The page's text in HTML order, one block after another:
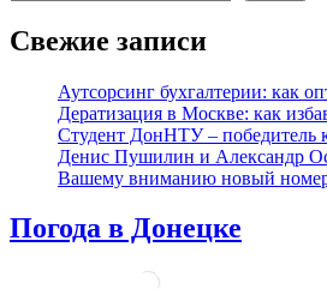
Свежие записи
Аутсорсинг бухгалтерии: как
Дератизация в Москве: как
Студент ДонНТУ – победитель
Денис Пушилин и Александр
Вашему вниманию новый
Погода в Донецке